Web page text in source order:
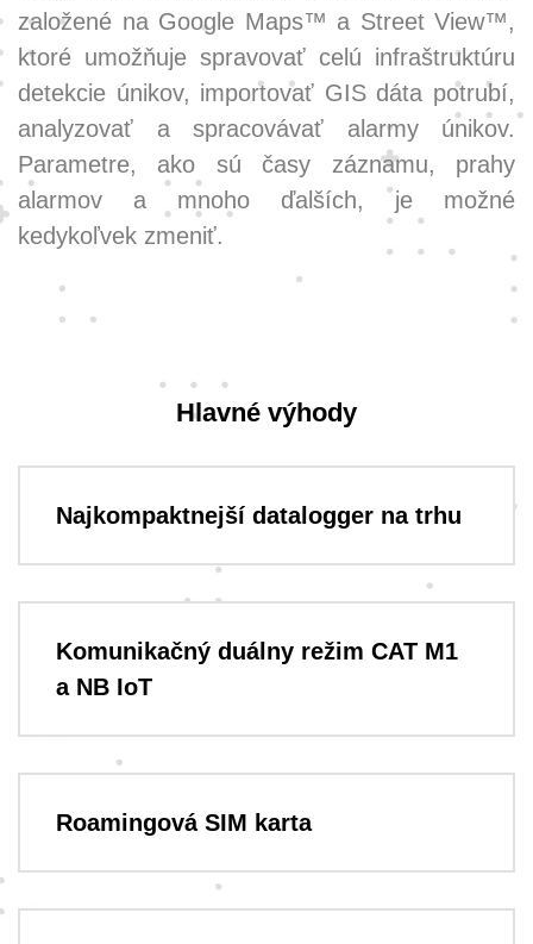
založené na Google Maps™ a Street View™,
ktoré umožňuje spravovať celú infraštruktúru
detekcie únikov, importovať GIS dáta potrubí,
analyzovať a spracovávať alarmy únikov.
Parametre, ako sú časy záznamu, prahy
alarmov a mnoho ďalších, je možné
kedykoľvek zmeniť.
Hlavné výhody
Najkompaktnejší datalogger na trhu
Komunikačný duálny režim CAT M1
a NB IoT
Roamingová SIM karta